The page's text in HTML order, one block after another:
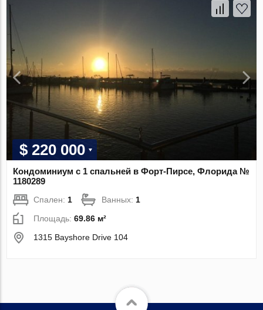
$ 220 000
Кондоминиум с 1 спальней в Форт-Пирсе, Флорида №
1180289
Спален: 1 Ванных: 1
Площадь:69.86 м²
1315 Bayshore Drive 104